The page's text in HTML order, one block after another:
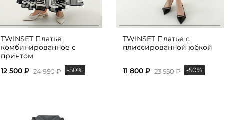
TWINSET Платье
комбинированное с
принтом
12 500 ₽ 24 950 ₽ -50%
TWINSET Платье с
плиссированной юбкой
11 800 ₽ 23 550 ₽ -50%